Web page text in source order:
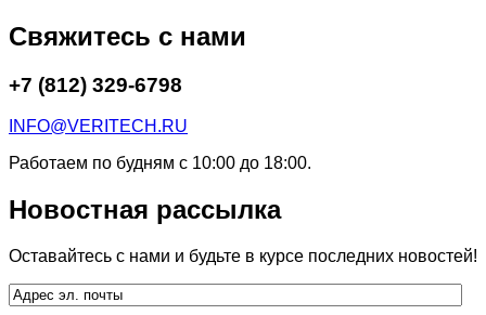
Свяжитесь с нами
+7 (812) 329-6798
INFO@VERITECH.RU
Работаем по будням с 10:00 до 18:00.
Новостная рассылка
Оставайтесь с нами и будьте в курсе последних новостей!